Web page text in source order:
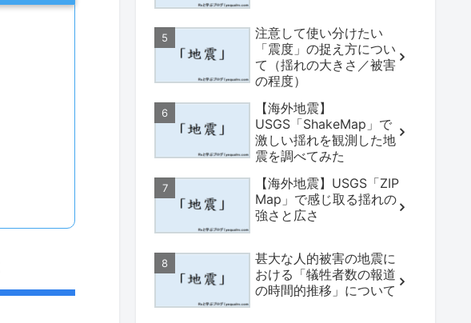
注意して使い分けたい
「震度」の捉え方につい
て（揺れの大きさ／被害
の程度）
【海外地震】
USGS「ShakeMap」で
激しい揺れを観測した地
震を調べてみた
【海外地震】USGS「ZIP
Map」で感じ取る揺れの
強さと広さ
甚大な人的被害の地震に
おける「犠牲者数の報道
の時間的推移」について